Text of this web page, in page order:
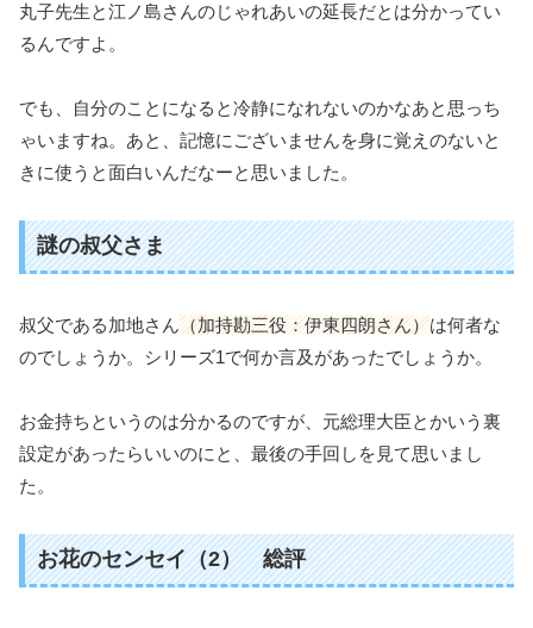
丸子先生と江ノ島さんのじゃれあいの延長だとは分かってい
るんですよ。
でも、自分のことになると冷静になれないのかなあと思っち
ゃいますね。あと、記憶にございませんを身に覚えのないと
きに使うと面白いんだなーと思いました。
謎の叔父さま
叔父である加地さん（加持勘三役：伊東四朗さん）は何者な
のでしょうか。シリーズ1で何か言及があったでしょうか。
お金持ちというのは分かるのですが、元総理大臣とかいう裏
設定があったらいいのにと、最後の手回しを見て思いまし
た。
お花のセンセイ（2） 総評